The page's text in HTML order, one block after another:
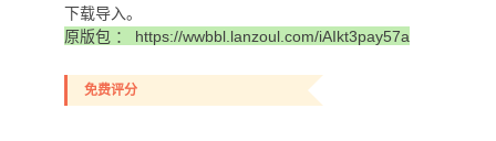
下载导入。
原版包 ： https://wwbbl.lanzoul.com/iAIkt3pay57a
免费评分